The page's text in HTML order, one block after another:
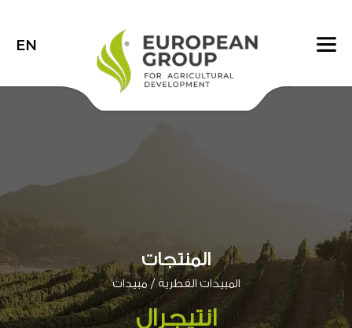
EN
المنتجات
المبيدات الفطرية /مبيدات
انتيجرال